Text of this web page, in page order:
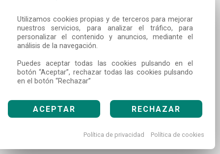
Utilizamos cookies propias y de terceros para mejorar
nuestros servicios, para analizar el tráfico, para
personalizar el contenido y anuncios, mediante el
análisis de la navegación.
Puedes aceptar todas las cookies pulsando en el
botón “Aceptar”, rechazar todas las cookies pulsando
en el botón “Rechazar”
ACEPTAR RECHAZAR
Política de privacidad Política de cookies